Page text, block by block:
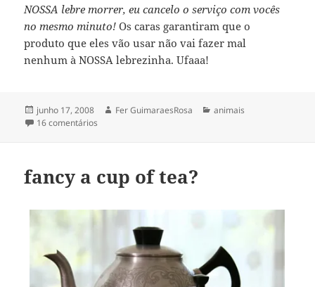
NOSSA lebre morrer, eu cancelo o serviço com vocês
no mesmo minuto! Os caras garantiram que o
produto que eles vão usar não vai fazer mal
nenhum à NOSSA lebrezinha. Ufaaa!
Publicado
em
junho 17, 2008 Autor
Fer GuimaraesRosa Categorias
animais
16 comentários
fancy a cup of tea?